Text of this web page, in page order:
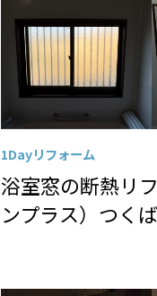
1Dayリフォーム
浴室窓の断熱リ
ンプラス）つく